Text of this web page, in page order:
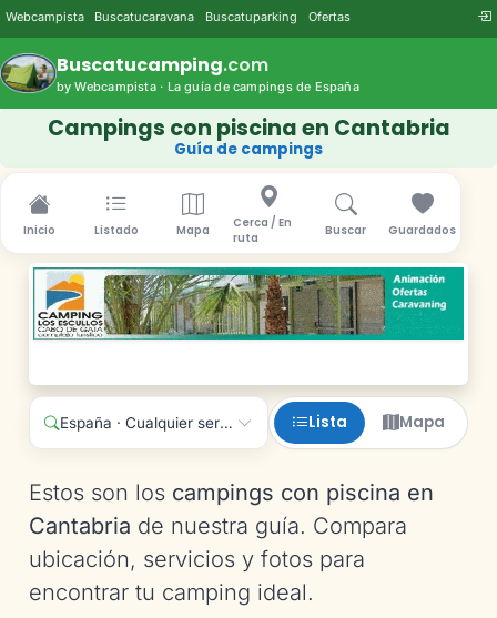
Webcampista Buscatucaravana Buscatuparking Ofertas
Buscatucamping.com
by Webcampista · La guía de campings de España
Campings con piscina en Cantabria
Guía de campings
Inicio Listado Mapa
Cerca / En
ruta
Buscar Guardados
España · Cualquier servicio Lista Mapa
Estos son los campings con piscina en
Cantabria de nuestra guía. Compara
ubicación, servicios y fotos para
encontrar tu camping ideal.